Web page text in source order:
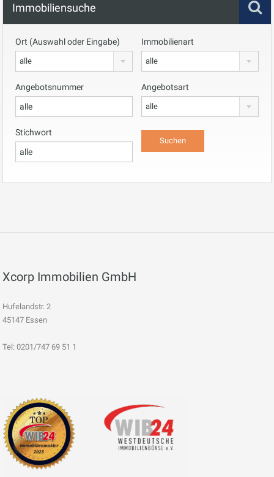
Immobiliensuche
Ort (Auswahl oder Eingabe)
alle
Immobilienart
alle
Angebotsnummer Angebotsart
alle
Stichwort
Xcorp Immobilien GmbH
Hufelandstr. 2
45147 Essen
Tel: 0201/747 69 51 1